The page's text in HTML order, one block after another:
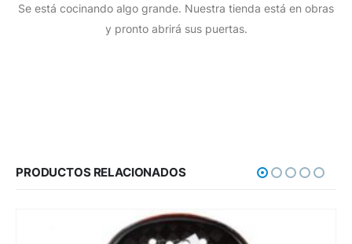
Se está cocinando algo grande. Nuestra tienda está en obras
y pronto abrirá sus puertas.
PRODUCTOS RELACIONADOS